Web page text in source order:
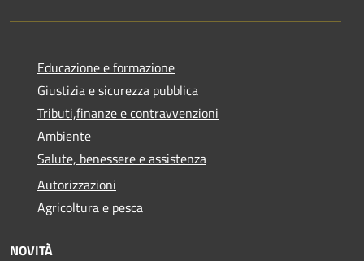
Educazione e formazione
Giustizia e sicurezza pubblica
Tributi,finanze e contravvenzioni
Ambiente
Salute, benessere e assistenza
Autorizzazioni
Agricoltura e pesca
NOVITÀ